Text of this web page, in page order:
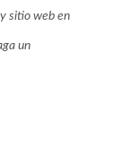
sitio web en
un